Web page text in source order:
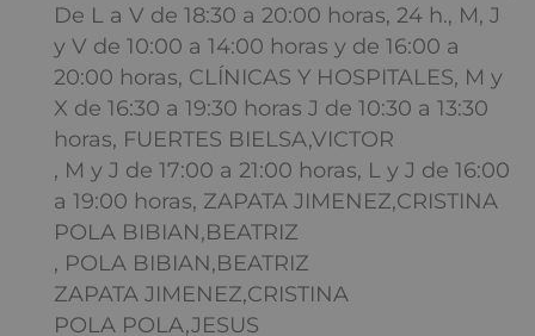
De L a V de 18:30 a 20:00 horas, 24 h., M, J
y V de 10:00 a 14:00 horas y de 16:00 a
20:00 horas, CLÍNICAS Y HOSPITALES, M y
X de 16:30 a 19:30 horas J de 10:30 a 13:30
horas, FUERTES BIELSA,VICTOR
, M y J de 17:00 a 21:00 horas, L y J de 16:00
a 19:00 horas, ZAPATA JIMENEZ,CRISTINA
POLA BIBIAN,BEATRIZ
, POLA BIBIAN,BEATRIZ
ZAPATA JIMENEZ,CRISTINA
POLA POLA,JESUS